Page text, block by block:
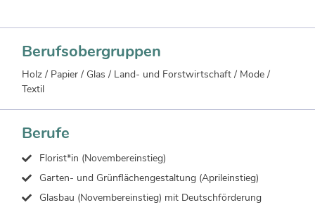
Berufsobergruppen
Holz / Papier / Glas / Land- und Forstwirtschaft / Mode /
Textil
Berufe
Florist*in (Novembereinstieg)
Garten- und Grünflächengestaltung (Aprileinstieg)
Glasbau (Novembereinstieg) mit Deutschförderung